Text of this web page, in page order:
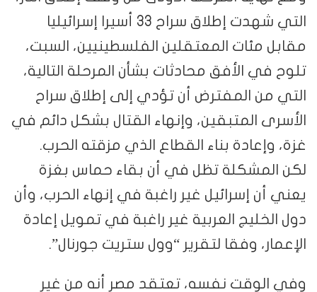
التي شهدت إطلاق سراح 33 أسيرا إسرائيليا
مقابل مئات المعتقلين الفلسطينيين، السبت،
تلوح في الأفق محادثات بشأن المرحلة التالية،
التي من المفترض أن تؤدي إلى إطلاق سراح
الأسرى المتبقين، وإنهاء القتال بشكل دائم في
غزة، وإعادة بناء القطاع الذي مزقته الحرب.
لكن المشكلة تظل في أن بقاء حماس بغزة
يعني أن إسرائيل غير راغبة في إنهاء الحرب، وأن
دول الخليج العربية غير راغبة في تمويل إعادة
الإعمار، وفقا لتقرير “وول ستريت جورنال”.
وفي الوقت نفسه، تعتقد مصر أنه من غير